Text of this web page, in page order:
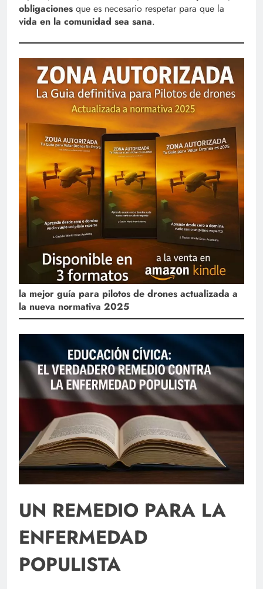
obligaciones que es necesario respetar para que la
vida en la comunidad sea sana.
la mejor guía para pilotos de drones actualizada a
la nueva normativa 2025
UN REMEDIO PARA LA
ENFERMEDAD
POPULISTA